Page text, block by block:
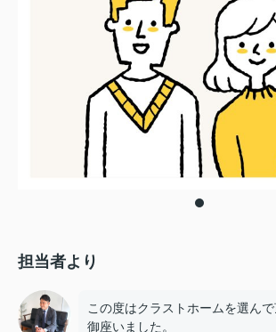
担当者より
この度はクラストホームを選ん
御座いました。